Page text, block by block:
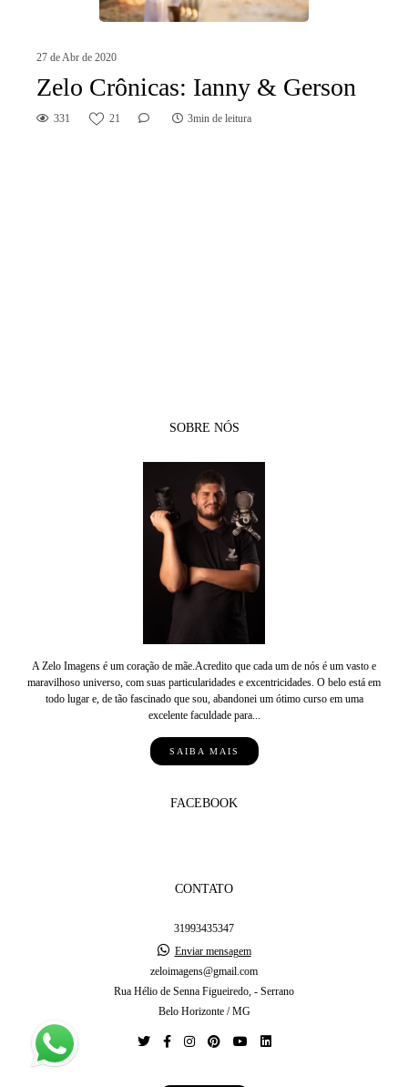
27 de Abr de 2020
Zelo Crônicas: Ianny & Gerson
331 21 3min de leitura
SOBRE NÓS
A Zelo Imagens é um coração de mãe.Acredito que cada um de nós é um vasto e
maravilhoso universo, com suas particularidades e excentricidades. O belo está em
todo lugar e, de tão fascinado que sou, abandonei um ótimo curso em uma
excelente faculdade para...
SAIBA MAIS
FACEBOOK
CONTATO
31993435347
Enviar mensagem
zeloimagens@gmail.com
Rua Hélio de Senna Figueiredo, - Serrano
Belo Horizonte / MG